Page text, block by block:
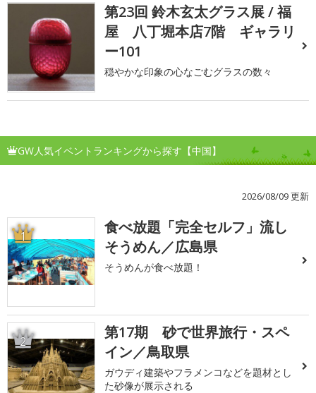
第23回 鈴木玄太グラス展 / 福
屋 八丁堀本店7階 ギャラリ
ー101
穏やかな印象の心なごむグラスの数々
GW人気イベントランキングから探す【中国】
2026/08/09 更新
1
食べ放題「完全セルフ」流し
そうめん／広島県
そうめんが食べ放題！
2
第17期 砂で世界旅行・スペ
イン／鳥取県
ガウディ建築やフラメンコなどを題材とし
た砂像が展示される